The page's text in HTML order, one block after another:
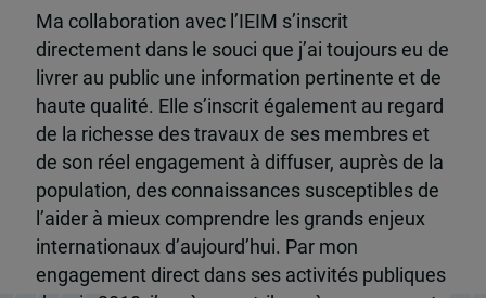
Ma collaboration avec l’IEIM s’inscrit
directement dans le souci que j’ai toujours eu de
livrer au public une information pertinente et de
haute qualité. Elle s’inscrit également au regard
de la richesse des travaux de ses membres et
de son réel engagement à diffuser, auprès de la
population, des connaissances susceptibles de
l’aider à mieux comprendre les grands enjeux
internationaux d’aujourd’hui. Par mon
engagement direct dans ses activités publiques